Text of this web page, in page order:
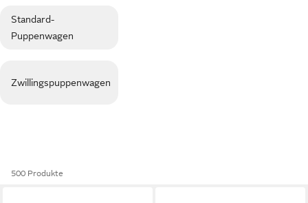
Standard-
Puppenwagen
Zwillingspuppenwagen
500 Produkte